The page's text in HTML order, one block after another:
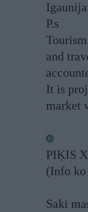
P.s
and
It is
market
PIĶIS
(Info
Saki